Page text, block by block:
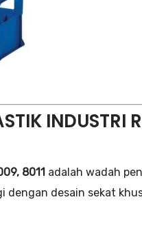
INDUSTRI
8011 adalah wadah
desain sekat